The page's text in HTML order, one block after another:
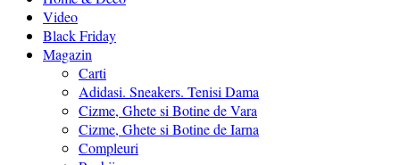
Video
Black Friday
Magazin
Carti
Adidasi. Sneakers. Tenisi Dama
Cizme, Ghete si Botine de Vara
Cizme, Ghete si Botine de Iarna
Compleuri